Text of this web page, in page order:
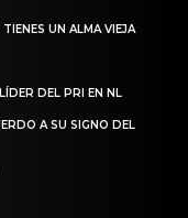
UN ALMA VIEJA
DEL PRI EN NL
A SU SIGNO DEL